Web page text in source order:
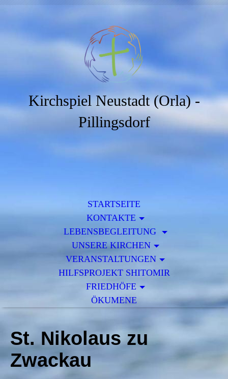
Kirchspiel Neustadt (Orla) -
Pillingsdorf
STARTSEITE
KONTAKTE
LEBENSBEGLEITUNG
UNSERE KIRCHEN
VERANSTALTUNGEN
HILFSPROJEKT SHITOMIR
FRIEDHÖFE
ÖKUMENE
St. Nikolaus zu
Zwackau